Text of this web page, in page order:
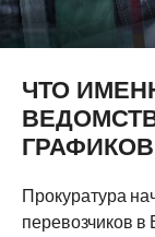
ЧТО
Прокуратура
перевозчиков